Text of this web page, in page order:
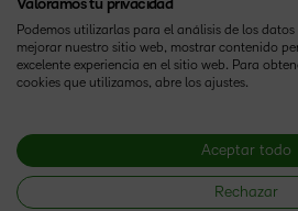
Valoramos tu privacidad
Podemos utilizarlas para el análisis de los
mejorar nuestro sitio web, mostrar contenido
excelente experiencia en el sitio web. Para
cookies que utilizamos, abre los ajustes.
Aceptar todo
Rechazar